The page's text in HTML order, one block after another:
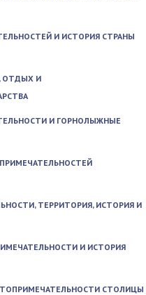
И ИСТОРИЯ СТРАНЫ
ОТДЫХ И
И ГОРНОЛЫЖНЫЕ
ТЕРРИТОРИЯ, ИСТОРИЯ И
И ИСТОРИЯ
СТОЛИЦЫ